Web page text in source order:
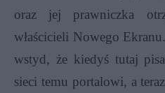
oraz jej prawniczka
właścicieli Nowego
wstyd, że kiedyś tutaj
sieci temu portalowi, a